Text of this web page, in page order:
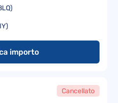
importo
Cancellato